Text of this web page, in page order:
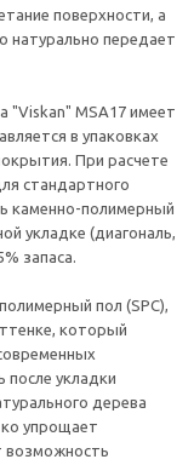
поверхности, а
передает
"Viskan" MSA17 имеет
в упаковках
При расчете
стандартного
каменно-полимерный
укладке (диагональ,
запаса.
пол (SPC),
который
после укладки
дерева
упрощает
возможность